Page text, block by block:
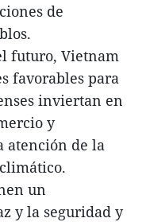
de
futuro, Vietnam
favorables para
inviertan en
y
atención de la
un
y la seguridad y